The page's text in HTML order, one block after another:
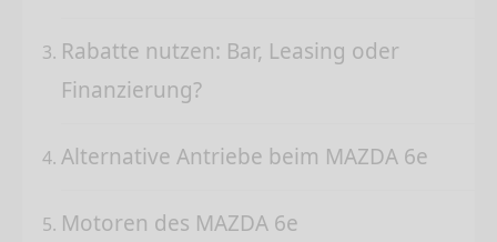
Rabatte nutzen: Bar, Leasing oder
Finanzierung?
Alternative Antriebe beim MAZDA 6e
Motoren des MAZDA 6e